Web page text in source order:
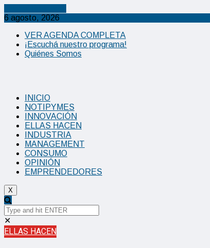
6 agosto, 2026
VER AGENDA COMPLETA
¡Escuchá nuestro programa!
Quiénes Somos
INICIO
NOTIPYMES
INNOVACIÓN
ELLAS HACEN
INDUSTRIA
MANAGEMENT
CONSUMO
OPINIÓN
EMPRENDEDORES
X
✕
ELLAS HACEN